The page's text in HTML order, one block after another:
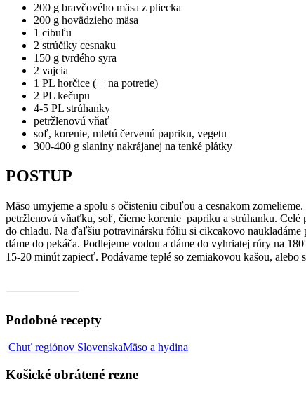
200 g bravčového mäsa z pliecka
200 g hovädzieho mäsa
1 cibuľu
2 strúčiky cesnaku
150 g tvrdého syra
2 vajcia
1 PL horčice ( + na potretie)
2 PL kečupu
4-5 PL strúhanky
petržlenovú vňať
soľ, korenie, mletú červenú papriku, vegetu
300-400 g slaniny nakrájanej na tenké plátky
POSTUP
Mäso umyjeme a spolu s očisteniu cibuľou a cesnakom
petržlenovú vňaťku, soľ, čierne korenie papriku a strúhanku. Celé
do chladu. Na ďaľšiu potravinársku fóliu si cikcakovo naukladáme
dáme do pekáča. Podlejeme vodou a dáme do vyhriatej rúry na
15-20 minút zapiecť. Podávame teplé so zemiakovou kašou,
Podobné recepty
Chuť regiónov SlovenskaMäso a hydina
Košické obrátené rezne